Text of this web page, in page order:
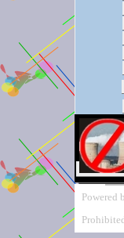
Powered